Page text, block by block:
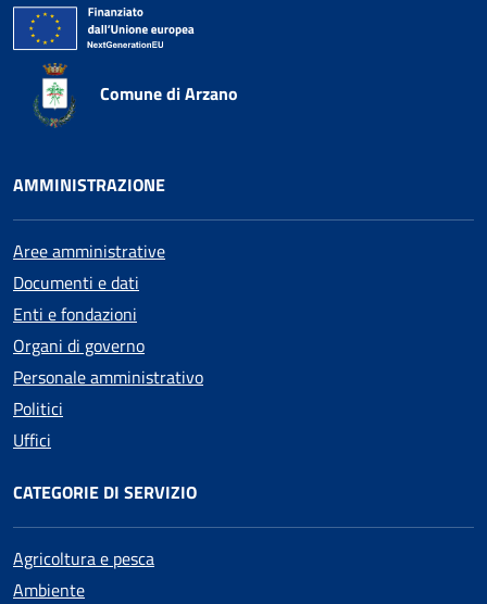
Comune di Arzano
AMMINISTRAZIONE
Aree amministrative
Documenti e dati
Enti e fondazioni
Organi di governo
Personale amministrativo
Politici
Uffici
CATEGORIE DI SERVIZIO
Agricoltura e pesca
Ambiente